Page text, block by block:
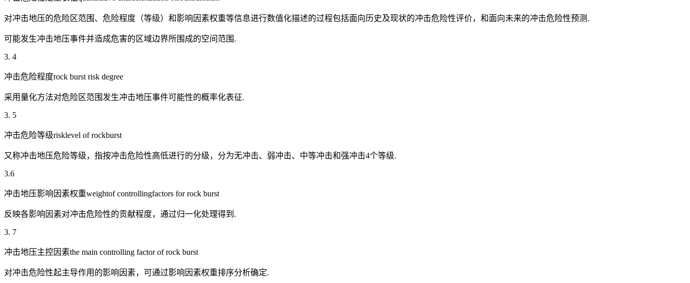
对冲击地压的危险区范围、危险程度（等级）和影响因素权重等信息进行数值化描述的过程包括面向历史及现状的冲击危险性评价，和面向未来的冲击危险性预测.
可能发生冲击地压事件并造成危害的区域边界所围成的空间范围.
3. 4
冲击危险程度rock burst risk degree
采用量化方法对危险区范围发生冲击地压事件可能性的概率化表征.
3. 5
冲击危险等级risklevel of rockburst
又称冲击地压危险等级，指按冲击危险性高低进行的分级，分为无冲击、弱冲击、中等冲击和强冲击4个等级.
3.6
冲击地压影响因素权重weightof controllingfactors for rock burst
反映各影响因素对冲击危险性的贡献程度，通过归一化处理得到.
3. 7
冲击地压主控因素the main controlling factor of rock burst
对冲击危险性起主导作用的影响因素，可通过影响因素权重排序分析确定.